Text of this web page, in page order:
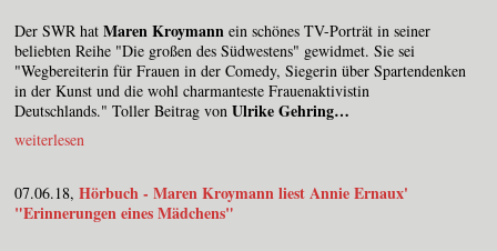
Der SWR hat Maren Kroymann ein schönes TV-Porträt in seiner
beliebten Reihe "Die großen des Südwestens" gewidmet. Sie sei
"Wegbereiterin für Frauen in der Comedy, Siegerin über Spartendenken
in der Kunst und die wohl charmanteste Frauenaktivistin
Deutschlands." Toller Beitrag von Ulrike Gehring…
weiterlesen
07.06.18, Hörbuch - Maren Kroymann liest Annie Ernaux'
"Erinnerungen eines Mädchens"